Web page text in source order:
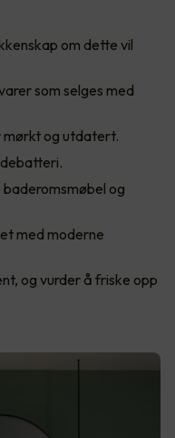
om dette vil
som selges med
mørkt og utdatert.
og
med moderne
og vurder å friske opp